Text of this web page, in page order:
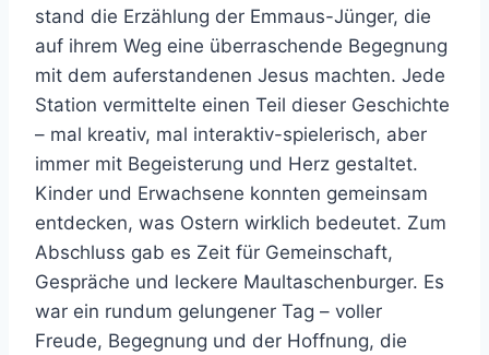
stand die Erzählung der Emmaus-Jünger, die
auf ihrem Weg eine überraschende Begegnung
mit dem auferstandenen Jesus machten. Jede
Station vermittelte einen Teil dieser Geschichte
– mal kreativ, mal interaktiv-spielerisch, aber
immer mit Begeisterung und Herz gestaltet.
Kinder und Erwachsene konnten gemeinsam
entdecken, was Ostern wirklich bedeutet. Zum
Abschluss gab es Zeit für Gemeinschaft,
Gespräche und leckere Maultaschenburger. Es
war ein rundum gelungener Tag – voller
Freude, Begegnung und der Hoffnung, die